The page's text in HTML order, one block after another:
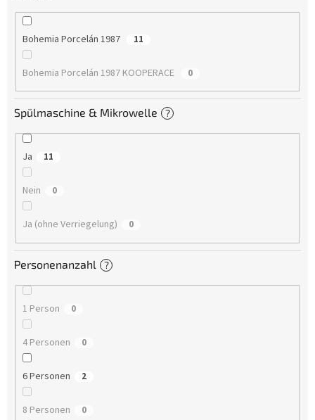
Bohemia Porcelán 1987 11
Bohemia Porcelán 1987 KOOPERACE 0
Spülmaschine & Mikrowelle ?
Ja 11
Nein 0
Ja (ohne Verriegelung) 0
Personenanzahl ?
1 Person 0
4 Personen 0
6 Personen 2
8 Personen 0